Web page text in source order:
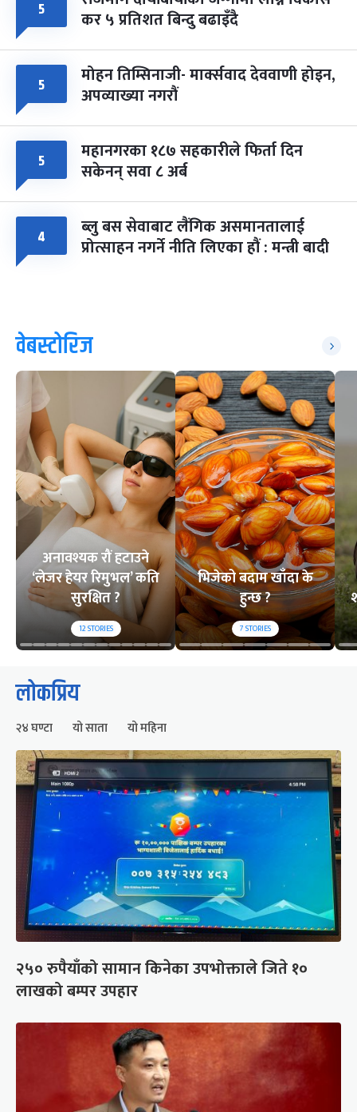
५ कर ५ प्रतिशत बिन्दु बढाइँदै
५ मोहन तिम्सिनाजी- मार्क्सवाद देववाणी होइन,
अपव्याख्या नगरौं
५ महानगरका १८७ सहकारीले फिर्ता दिन
सकेनन् सवा ८ अर्ब
४ ब्लु बस सेवाबाट लैंगिक असमानतालाई
प्रोत्साहन नगर्ने नीति लिएका हौं : मन्त्री बादी
वेबस्टोरिज
अनावश्यक रौं हटाउने
‘लेजर हेयर रिमुभल’ कति
सुरक्षित ?
12STORIES
भिजेको बदाम खाँदा के
हुन्छ ?
7STORIES
लोकप्रिय
२४ घण्टा यो साता यो महिना
२५० रुपैयाँको सामान किनेका उपभोक्ताले जिते १०
लाखको बम्पर उपहार